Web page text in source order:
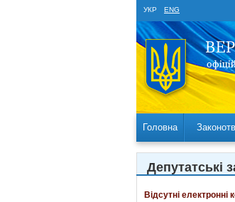
УКР ENG
Головна
Депутатські
Відсутні